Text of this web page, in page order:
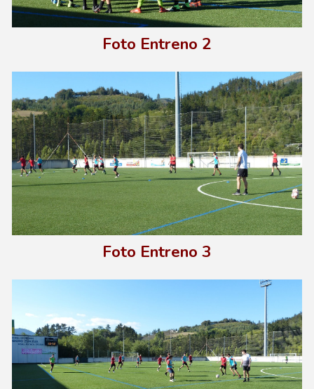
Foto Entreno 2
Foto Entreno 3